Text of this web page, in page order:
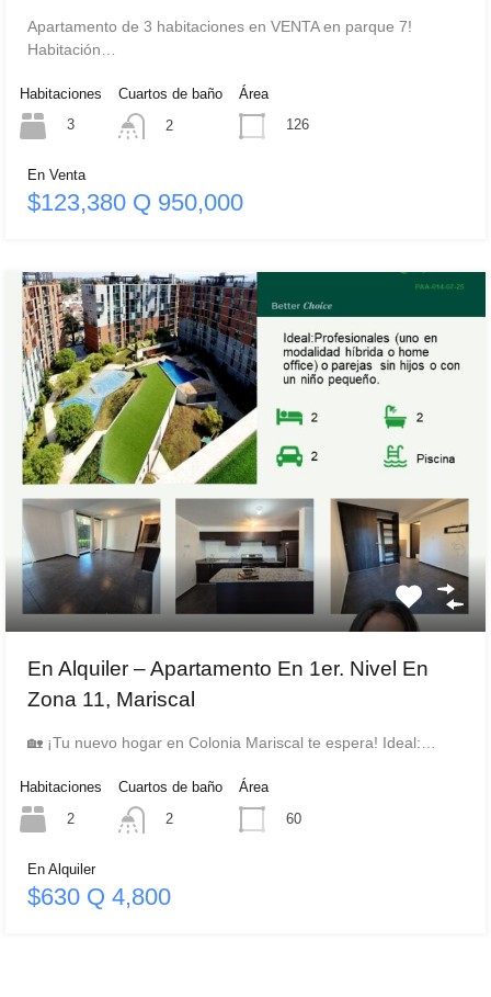
Apartamento de 3 habitaciones en VENTA en parque 7!
Habitación…
Habitaciones
3
Cuartos de baño
2
Área
126
En Venta
$123,380 Q 950,000
En Alquiler – Apartamento En 1er. Nivel En
Zona 11, Mariscal
🏡 ¡Tu nuevo hogar en Colonia Mariscal te espera! Ideal:…
Habitaciones
2
Cuartos de baño
2
Área
60
En Alquiler
$630 Q 4,800